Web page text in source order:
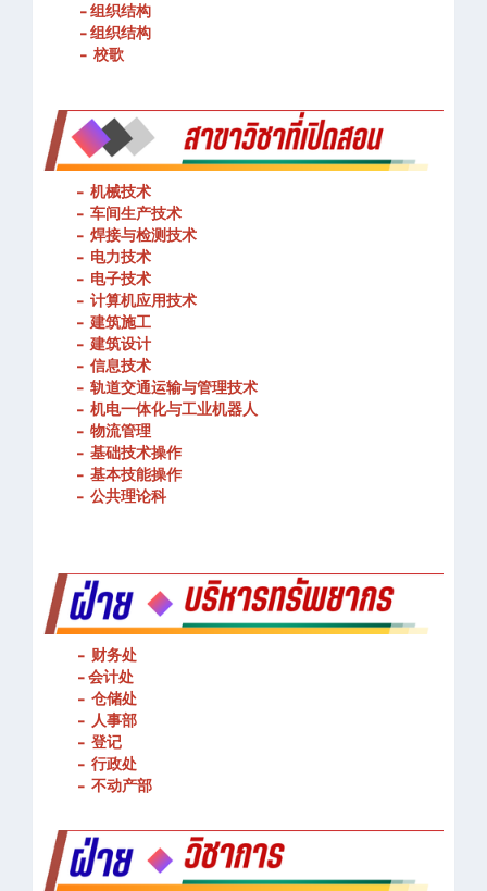
- 组织结构
- 组织结构
- 校歌
- 机械技术
- 车间生产技术
- 焊接与检测技术
- 电力技术
- 电子技术
- 计算机应用技术
-建筑施工
-建筑设计
- 信息技术
- 轨道交通运输与管理技术
- 机电一体化与工业机器人
- 物流管理
- 基础技术操作
- 基本技能操作
- 公共理论科
- 财务处
-会计处
- 仓储处
- 人事部
- 登记
- 行政处
- 不动产部